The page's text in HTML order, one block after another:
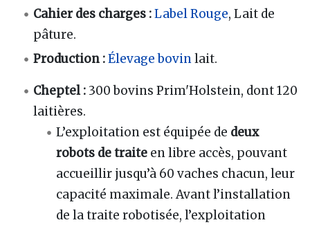
Cahier des charges :Label Rouge, Lait de
pâture.
Production :Élevage bovinlait.
Cheptel : 300 bovins Prim'Holstein, dont 120
laitières.
L’exploitation est équipée de deux
robots de traite en libre accès, pouvant
accueillir jusqu’à 60 vaches chacun, leur
capacité maximale. Avant l’installation
de la traite robotisée, l’exploitation